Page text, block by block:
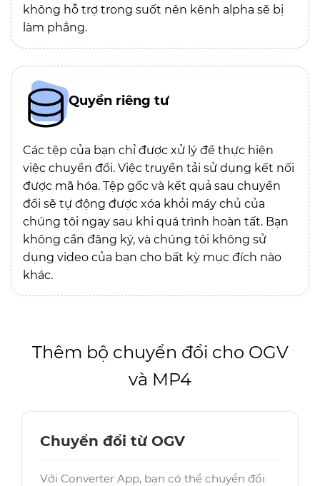
không hỗ trợ trong suốt nên kênh alpha sẽ bị
làm phẳng.
Quyền riêng tư
Các tệp của bạn chỉ được xử lý để thực hiện
việc chuyển đổi. Việc truyền tải sử dụng kết nối
được mã hóa. Tệp gốc và kết quả sau chuyển
đổi sẽ tự động được xóa khỏi máy chủ của
chúng tôi ngay sau khi quá trình hoàn tất. Bạn
không cần đăng ký, và chúng tôi không sử
dụng video của bạn cho bất kỳ mục đích nào
khác.
Thêm bộ chuyển đổi cho OGV
và MP4
Chuyển đổi từ OGV
Với Converter App, bạn có thể chuyển đổi